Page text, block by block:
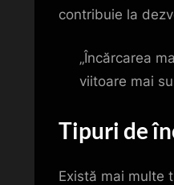
contribuie la
„Încărcarea
viitoare mai
Tipuri de
Există mai multe